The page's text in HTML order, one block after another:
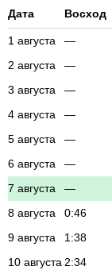
Дата Восход
1 августа —
2 августа
—
3 августа
—
4 августа
—
5 августа
—
6 августа
—
7 августа
—
8 августа
0:46
9 августа
1:38
10 августа 2:34